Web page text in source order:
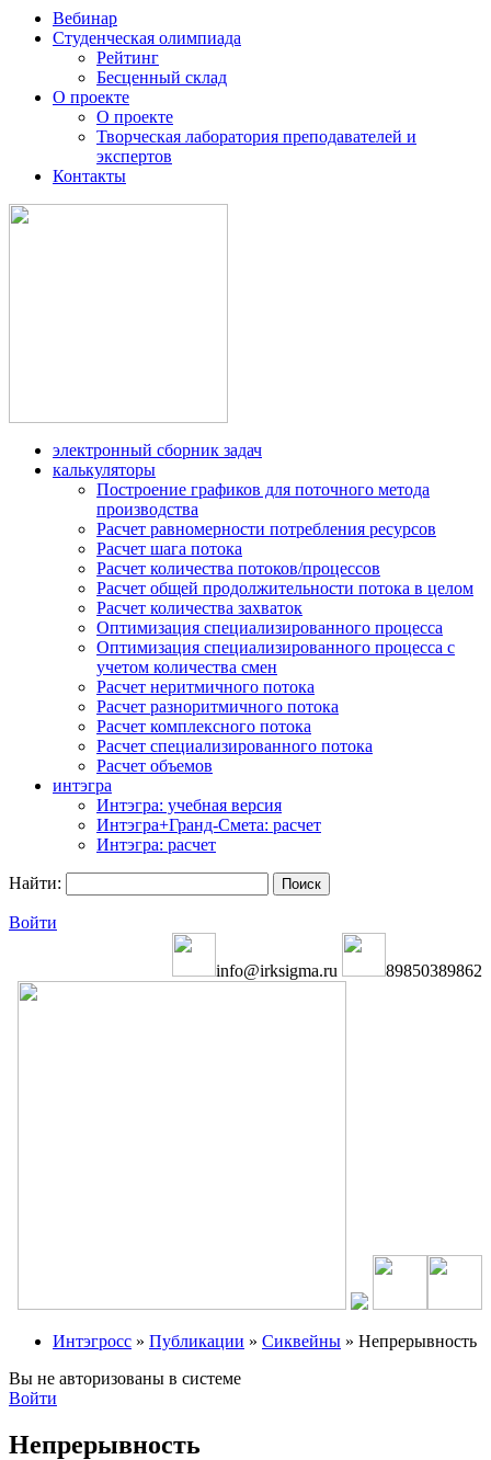
Вебинар
Студенческая олимпиада
Рейтинг
Бесценный склад
О проекте
О проекте
Творческая лаборатория преподавателей и
экспертов
Контакты
электронный сборник задач
калькуляторы
Построение графиков для поточного метода
производства
Расчет равномерности потребления ресурсов
Расчет шага потока
Расчет количества потоков/процессов
Расчет общей продолжительности потока в целом
Расчет количества захваток
Оптимизация специализированного процесса
Оптимизация специализированного процесса с
учетом количества смен
Расчет неритмичного потока
Расчет разноритмичного потока
Расчет комплексного потока
Расчет специализированного потока
Расчет объемов
интэгра
Интэгра: учебная версия
Интэгра+Гранд-Смета: расчет
Интэгра: расчет
Найти:
Войти
info@irksigma.ru 89850389862
Интэгросс » Публикации » Сиквейны » Непрерывность
Вы не авторизованы в системе
Войти
Непрерывность